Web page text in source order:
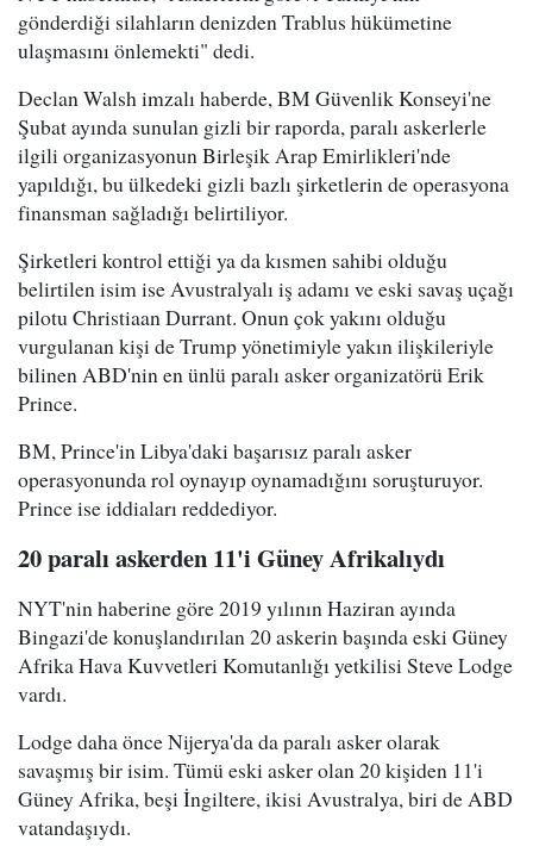
gönderdiği silahların denizden Trablus hükümetine
ulaşmasını önlemekti" dedi.
Declan Walsh imzalı haberde, BM Güvenlik Konseyi'ne
Şubat ayında sunulan gizli bir raporda, paralı askerlerle
ilgili organizasyonun Birleşik Arap Emirlikleri'nde
yapıldığı, bu ülkedeki gizli bazlı şirketlerin de operasyona
finansman sağladığı belirtiliyor.
Şirketleri kontrol ettiği ya da kısmen sahibi olduğu
belirtilen isim ise Avustralyalı iş adamı ve eski savaş uçağı
pilotu Christiaan Durrant. Onun çok yakını olduğu
vurgulanan kişi de Trump yönetimiyle yakın ilişkileriyle
bilinen ABD'nin en ünlü paralı asker organizatörü Erik
Prince.
BM, Prince'in Libya'daki başarısız paralı asker
operasyonunda rol oynayıp oynamadığını soruşturuyor.
Prince ise iddiaları reddediyor.
20 paralı askerden 11'i Güney Afrikalıydı
NYT'nin haberine göre 2019 yılının Haziran ayında
Bingazi'de konuşlandırılan 20 askerin başında eski Güney
Afrika Hava Kuvvetleri Komutanlığı yetkilisi Steve Lodge
vardı.
Lodge daha önce Nijerya'da da paralı asker olarak
savaşmış bir isim. Tümü eski asker olan 20 kişiden 11'i
Güney Afrika, beşi İngiltere, ikisi Avustralya, biri de ABD
vatandaşıydı.